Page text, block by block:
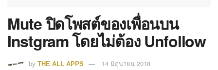
Mute ปิดโพสต์ของเพื่อนบน
Instgram โดยไม่ต้อง Unfollow
by THE ALL APPS 14 มิถุนายน 2018